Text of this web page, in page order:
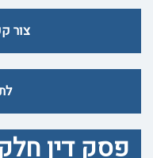
צור
פסק דין